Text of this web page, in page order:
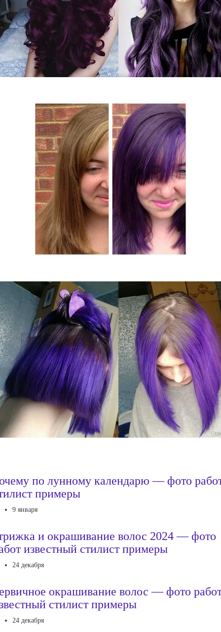
по лунному календарю — фото
примеры
9 января
и окрашивание волос 2024 — фото
известный стилист примеры
24 декабря
окрашивание волос — фото
стилист примеры
24 декабря